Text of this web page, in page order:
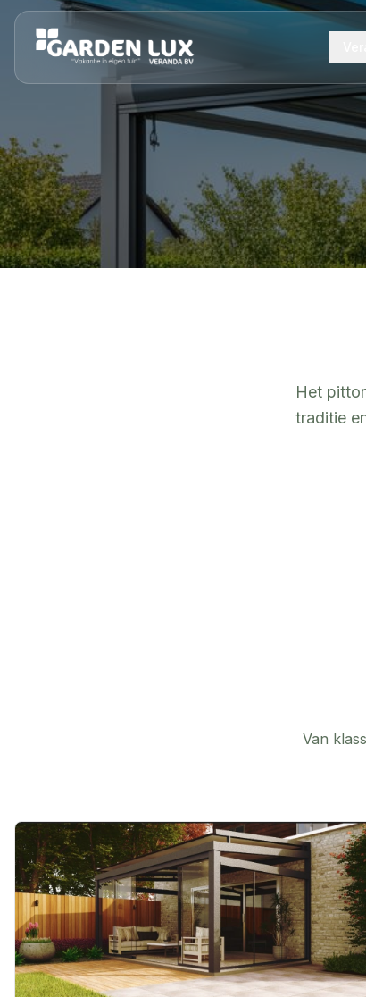
Het
traditie
Van